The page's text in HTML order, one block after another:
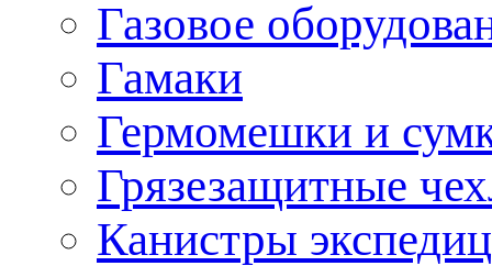
Газовое
Гамаки
Гермомешки и
Грязезащитные
Канистры